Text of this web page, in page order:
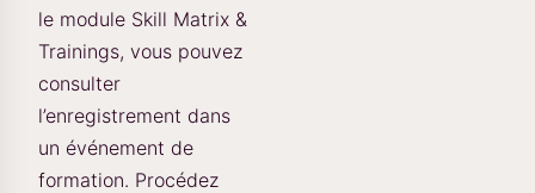
le module Skill Matrix &
Trainings, vous pouvez
consulter
l’enregistrement dans
un événement de
formation. Procédez